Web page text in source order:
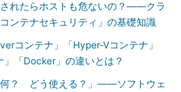
れたらホストも危ないの？――クラ
ンテナセキュリティ」の基礎知識
コンテナ」「Hyper-Vコンテナ」
」「Docker」の違いとは？
何？ どう使える？」――ソフトウェ